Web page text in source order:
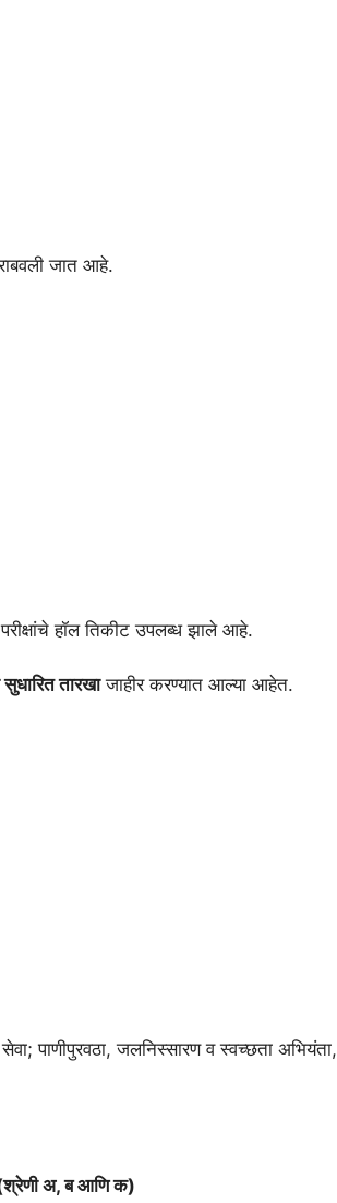
जात आहे.
हॉल तिकीट उपलब्ध झाले आहे.
तारखाजाहीर करण्यात आल्या आहेत.
पाणीपुरवठा, जलनिस्सारण व स्वच्छता अभियंता,
(श्रेणी अ, ब आणि क)